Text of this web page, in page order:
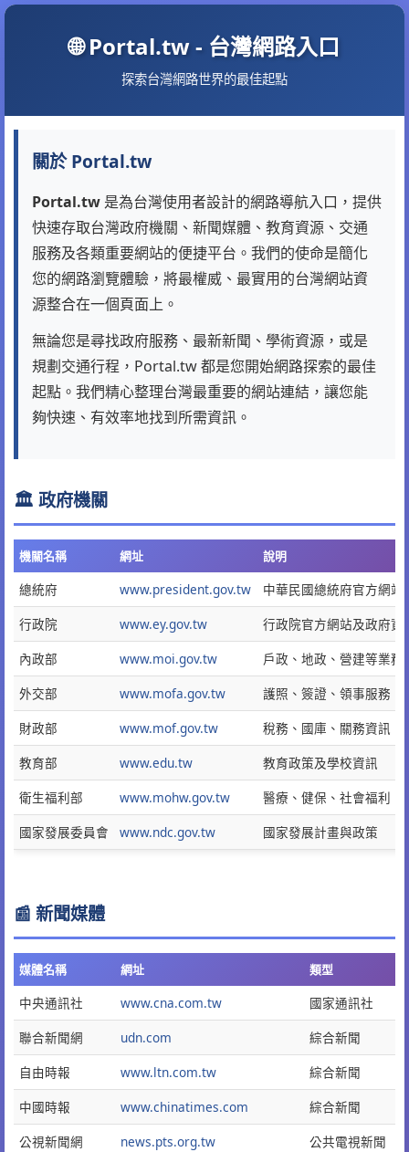
🌐 Portal.tw - 台灣網路入口
探索台灣網路世界的最佳起點
關於 Portal.tw
Portal.tw 是為台灣使用者設計的網路導航入口，提供
快速存取台灣政府機關、新聞媒體、教育資源、交通
服務及各類重要網站的便捷平台。我們的使命是簡化
您的網路瀏覽體驗，將最權威、最實用的台灣網站資
源整合在一個頁面上。
無論您是尋找政府服務、最新新聞、學術資源，或是
規劃交通行程，Portal.tw 都是您開始網路探索的最佳
起點。我們精心整理台灣最重要的網站連結，讓您能
夠快速、有效率地找到所需資訊。
🏛️ 政府機關
機關名稱 網址 說明
總統府 www.president.gov.tw
中華民國總統府官方網站
行政院
www.ey.gov.tw
行政院官方網站及政府資
內政部
www.moi.gov.tw
戶政、地政、營建等業務
外交部
www.mofa.gov.tw
護照、簽證、領事服務
財政部
www.mof.gov.tw
稅務、國庫、關務資訊
教育部
www.edu.tw
教育政策及學校資訊
衛生福利部
www.mohw.gov.tw
醫療、健保、社會福利
國家發展委員會
www.ndc.gov.tw 國家發展計畫與政策
📰 新聞媒體
媒體名稱 網址 類型
中央通訊社 www.cna.com.tw
國家通訊社
聯合新聞網
udn.com
綜合新聞
自由時報
www.ltn.com.tw
綜合新聞
中國時報
www.chinatimes.com
綜合新聞
公視新聞網
news.pts.org.tw
公共電視新聞